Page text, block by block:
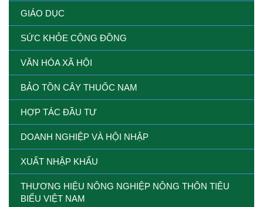
GIÁO DỤC
SỨC KHỎE CỘNG ĐỒNG
VĂN HÓA XÃ HỘI
BẢO TỒN CÂY THUỐC NAM
HỢP TÁC ĐẦU TƯ
DOANH NGHIỆP VÀ HỘI NHẬP
XUẤT NHẬP KHẨU
THƯƠNG HIỆU NÔNG NGHIỆP NÔNG THÔN TIÊU
BIỂU VIỆT NAM